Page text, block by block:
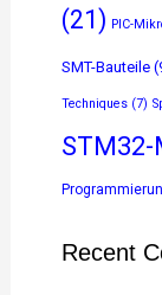
(21) PIC-
SMT-Bauteile
Techniques (7)
Recent